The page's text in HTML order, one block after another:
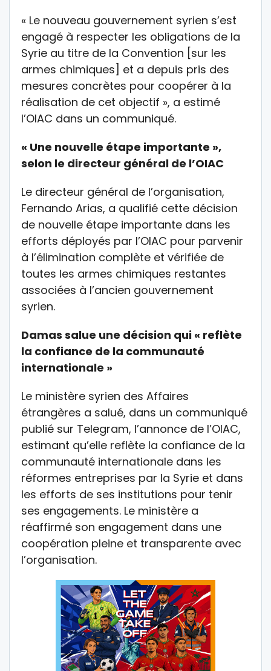
« Le nouveau gouvernement syrien s’est
engagé à respecter les obligations de la
Syrie au titre de la Convention [sur les
armes chimiques] et a depuis pris des
mesures concrètes pour coopérer à la
réalisation de cet objectif », a estimé
l’OIAC dans un communiqué.
« Une nouvelle étape importante »,
selon le directeur général de l’OIAC
Le directeur général de l’organisation,
Fernando Arias, a qualifié cette décision
de nouvelle étape importante dans les
efforts déployés par l’OIAC pour parvenir
à l’élimination complète et vérifiée de
toutes les armes chimiques restantes
associées à l’ancien gouvernement
syrien.
Damas salue une décision qui « reflète
la confiance de la communauté
internationale »
Le ministère syrien des Affaires
étrangères a salué, dans un communiqué
publié sur Telegram, l’annonce de l’OIAC,
estimant qu’elle reflète la confiance de la
communauté internationale dans les
réformes entreprises par la Syrie et dans
les efforts de ses institutions pour tenir
ses engagements. Le ministère a
réaffirmé son engagement dans une
coopération pleine et transparente avec
l’organisation.